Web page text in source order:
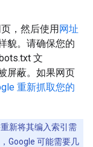
，然后使用网址
貌。请确保您的
文
屏蔽。如果网页
重新抓取您的
新将其编入索引需
Google 可能需要几